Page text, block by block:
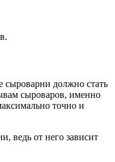
сыроварни должно стать
сыроваров, именно
точно и
ведь от него зависит